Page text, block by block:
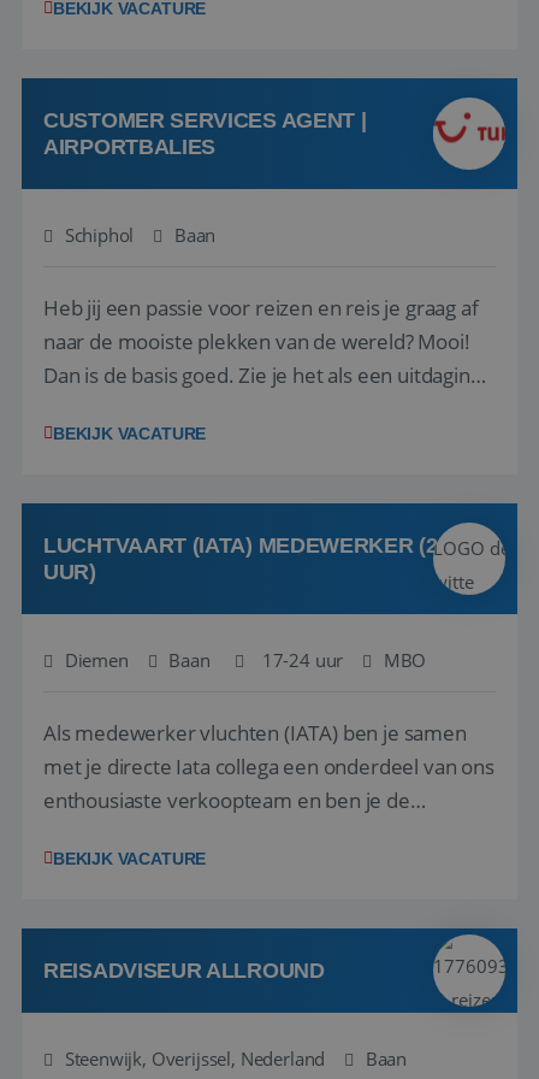
vinden. Samen maken we van elke reis een
hebt in de reisbranche of j...
BEKIJK VACATURE
CUSTOMER SERVICES AGENT |
AIRPORTBALIES
Schiphol Baan
Heb jij een passie voor reizen en reis je graag af
naar de mooiste plekken van de wereld? Mooi!
Dan is de basis goed. Zie je het als een uitdaging
het samenstellen en boeken van de perfecte
deze onderdelen zijn nu samen gevoegd...
BEKIJK VACATURE
LUCHTVAART (IATA) MEDEWERKER (24-32
UUR)
Diemen Baan 17-24 uur MBO
Als medewerker vluchten (IATA) ben je samen
met je directe Iata collega een onderdeel van ons
enthousiaste verkoopteam en ben je de
en tarieven waar je collega’s niet uitkomen.
kwaliteitsbewaking van alles wat met IATA te m...
BEKIJK VACATURE
REISADVISEUR ALLROUND
Steenwijk, Overijssel, Nederland
Baan